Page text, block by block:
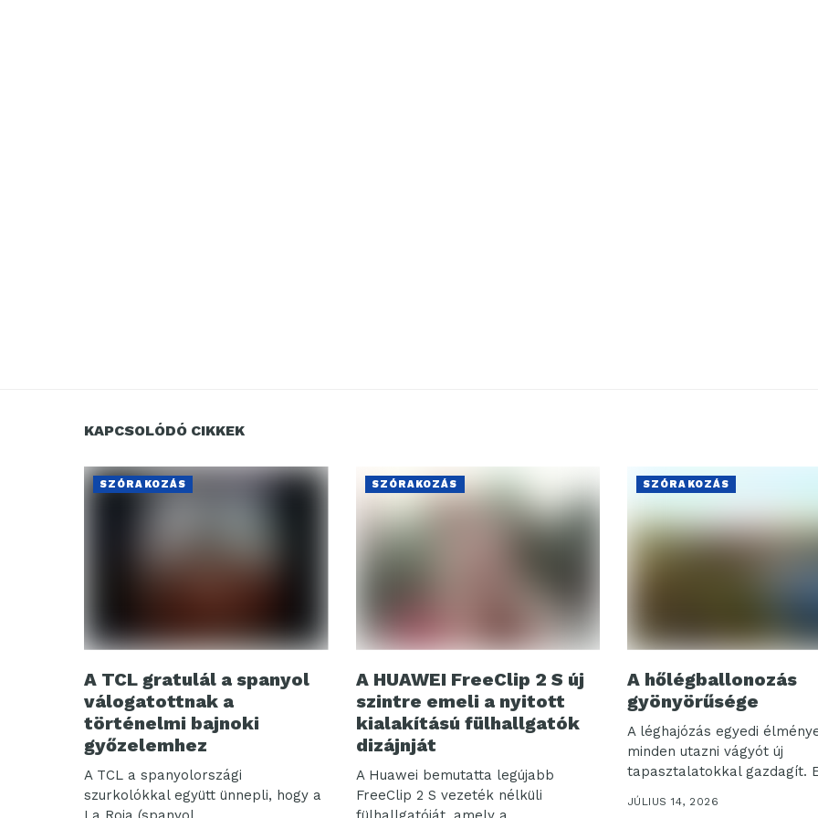
KAPCSOLÓDÓ CIKKEK
SZÓRAKOZÁS
A TCL gratulál a spanyol
válogatottnak a
történelmi bajnoki
győzelemhez
A TCL a spanyolországi
szurkolókkal együtt ünnepli, hogy a
SZÓRAKOZÁS
A HUAWEI FreeClip 2 S új
szintre emeli a nyitott
kialakítású fülhallgatók
dizájnját
A Huawei bemutatta legújabb
FreeClip 2 S vezeték nélküli
SZÓRAKOZÁS
A hőlégballonozás
gyönyörűsége
A léghajózás egyedi
minden utazni vágyót új
tapasztalatokkal gazdagít.
JÚLIUS 14, 2026